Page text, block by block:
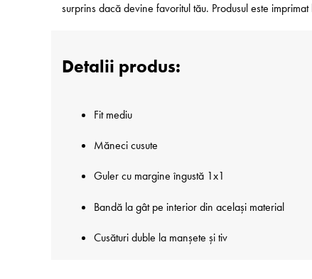
surprins dacă devine favoritul tău. Produsul este
Detalii produs:
Fit mediu
Măneci cusute
Guler cu margine îngustă 1x1
Bandă la gât pe interior din același material
Cusături duble la manșete și tiv